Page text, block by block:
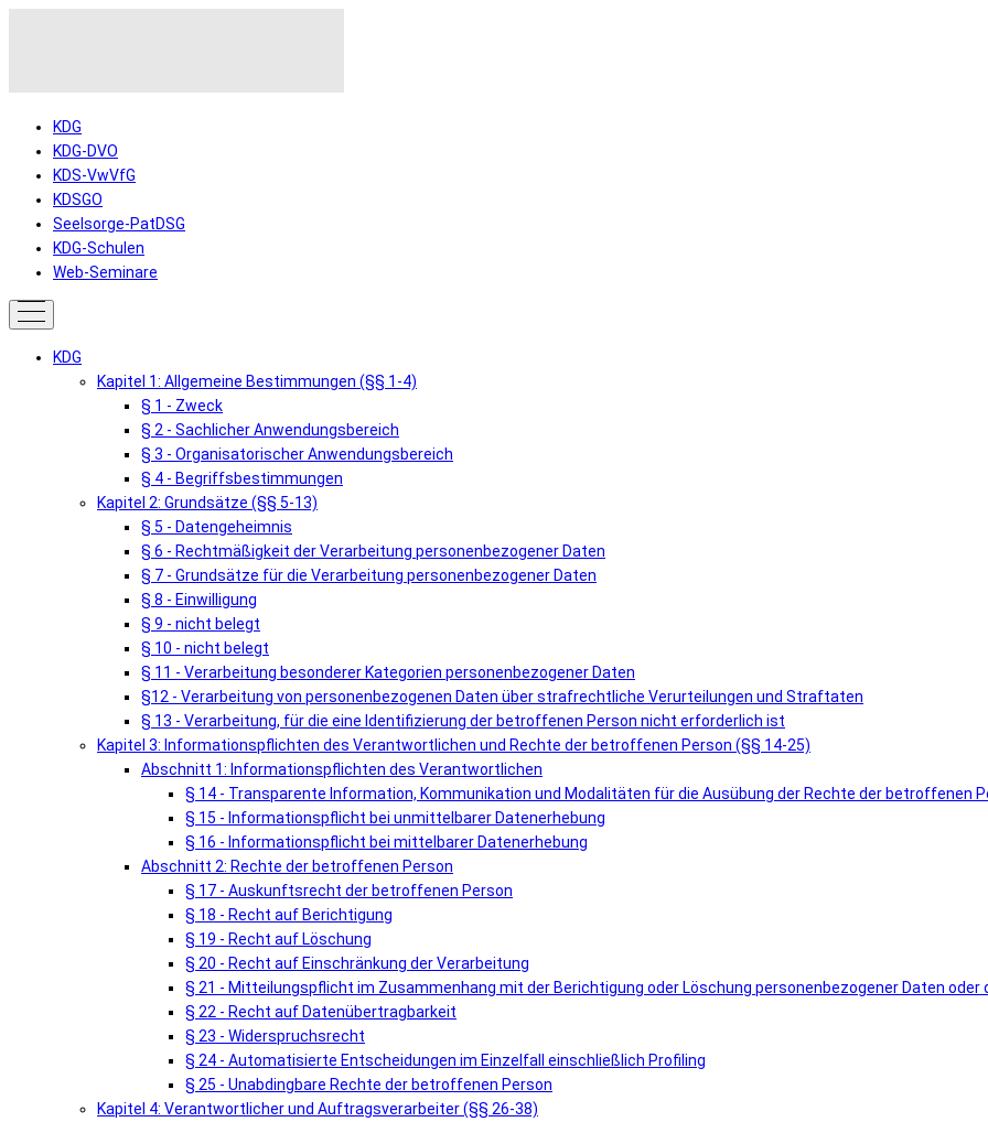
KDG
KDG-DVO
KDS-VwVfG
KDSGO
Seelsorge-PatDSG
KDG-Schulen
Web-Seminare
KDG
Kapitel 1: Allgemeine Bestimmungen (§§ 1-4)
§ 1 - Zweck
§ 2 - Sachlicher Anwendungsbereich
§ 3 - Organisatorischer Anwendungsbereich
§ 4 - Begriffsbestimmungen
Kapitel 2: Grundsätze (§§ 5-13)
§ 5 - Datengeheimnis
§ 6 - Rechtmäßigkeit der Verarbeitung personenbezogener Daten
§ 7 - Grundsätze für die Verarbeitung personenbezogener Daten
§ 8 - Einwilligung
§ 9 - nicht belegt
§ 10 - nicht belegt
§ 11 - Verarbeitung besonderer Kategorien personenbezogener Daten
§12 - Verarbeitung von personenbezogenen Daten über strafrechtliche Verurteilungen und Straftaten
§ 13 - Verarbeitung, für die eine Identifizierung der betroffenen Person nicht erforderlich ist
Kapitel 3: Informationspflichten des Verantwortlichen und Rechte der betroffenen Person (§§ 14-25)
Abschnitt 1: Informationspflichten des Verantwortlichen
§ 14 - Transparente Information, Kommunikation und Modalitäten für die Ausübung der Rechte der betroffenen
§ 15 - Informationspflicht bei unmittelbarer Datenerhebung
§ 16 - Informationspflicht bei mittelbarer Datenerhebung
Abschnitt 2: Rechte der betroffenen Person
§ 17 - Auskunftsrecht der betroffenen Person
§ 18 - Recht auf Berichtigung
§ 19 - Recht auf Löschung
§ 20 - Recht auf Einschränkung der Verarbeitung
§ 21 - Mitteilungspflicht im Zusammenhang mit der Berichtigung oder Löschung personenbezogener Daten oder
§ 22 - Recht auf Datenübertragbarkeit
§ 23 - Widerspruchsrecht
§ 24 - Automatisierte Entscheidungen im Einzelfall einschließlich Profiling
§ 25 - Unabdingbare Rechte der betroffenen Person
Kapitel 4: Verantwortlicher und Auftragsverarbeiter (§§ 26-38)